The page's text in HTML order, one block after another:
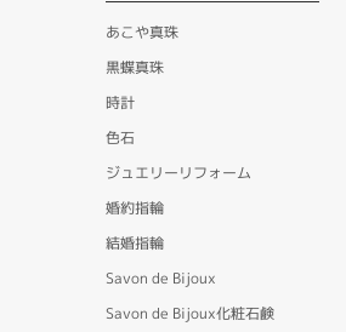
あこや真珠
黒蝶真珠
時計
色石
ジュエリーリフォーム
婚約指輪
結婚指輪
Savon de Bijoux
Savon de Bijoux化粧石鹸